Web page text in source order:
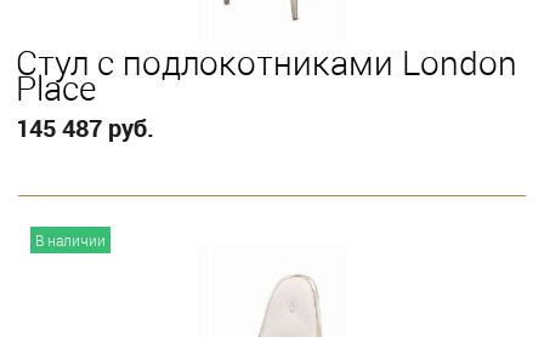
Стул с подлокотниками London
Place
145 487 руб.
В наличии